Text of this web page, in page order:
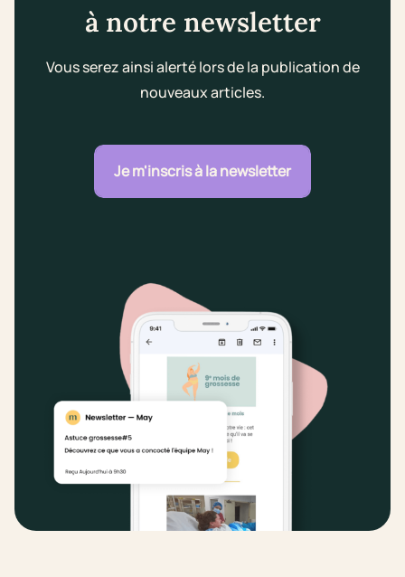
à notre newsletter
Vous serez ainsi alerté lors de la publication de
nouveaux articles.
Je m'inscris à la newsletter